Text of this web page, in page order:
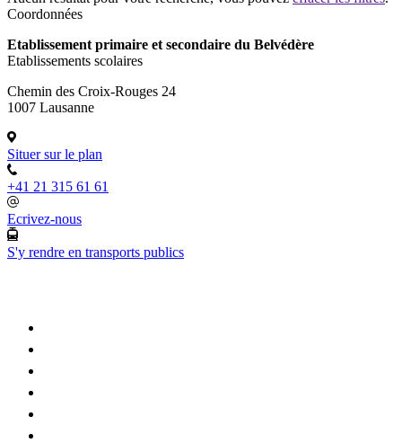
Coordonnées
Etablissement primaire et secondaire du Belvédère
Etablissements scolaires
Chemin des Croix-Rouges 24
1007 Lausanne
Situer sur le plan
+41 21 315 61 61
Ecrivez-nous
S'y rendre en transports publics